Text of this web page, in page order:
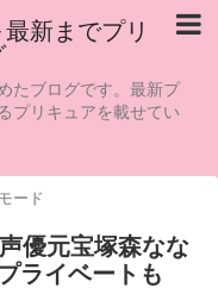
新までプリ
たブログです。最新プ
プリキュアを載せてい
ード
優元宝塚森なな
ライベートも